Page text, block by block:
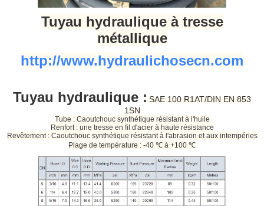
Tuyau hydraulique à tresse
métallique
http://www.hydraulichosecn.com
Tuyau hydraulique : SAE 100 R1AT/DIN EN 853
1SN
Tube : Caoutchouc synthétique résistant à l'huile
Renfort : une tresse en fil d'acier à haute résistance
Revêtement : Caoutchouc synthétique résistant à l'abrasion et aux intempéries
Plage de température : -40 ℃ à +100 ℃